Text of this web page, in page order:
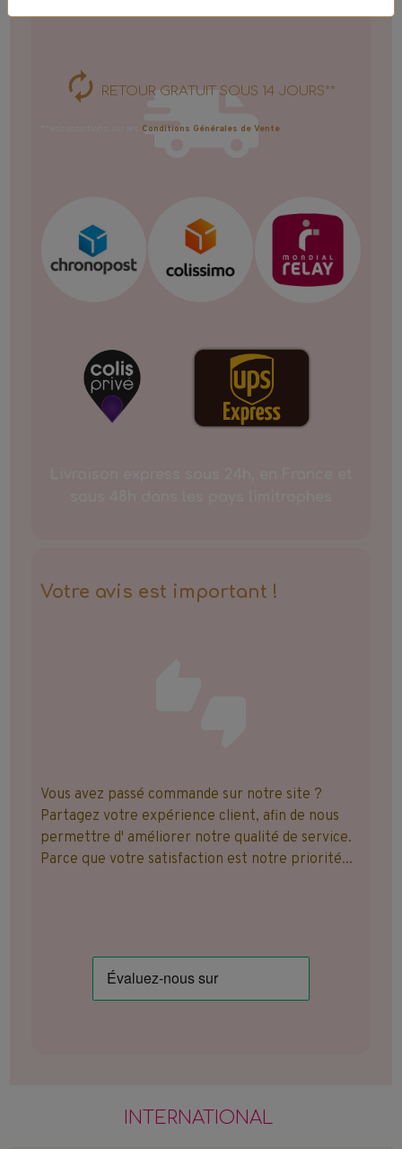
RETOUR GRATUIT SOUS 14 JOURS**
Conditions Générales de Vente
Votre avis est important !
Vous avez passé commande sur notre site ?
Partagez votre expérience client, afin de nous
permettre d' améliorer notre qualité de service.
Parce que votre satisfaction est notre priorité...
INTERNATIONAL